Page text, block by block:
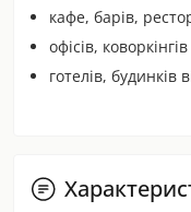
кафе, барів,
офісів,
готелів, будинків